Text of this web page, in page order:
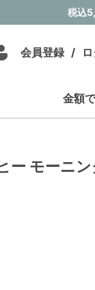
税込
会員登録 /
金額
ー モーニ